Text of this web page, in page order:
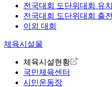
전국대회 도단위대회 유치
전국대회 도단위대회 출전
이외 대회
체육시설물
체육시설현황
국민체육센터
시민운동장